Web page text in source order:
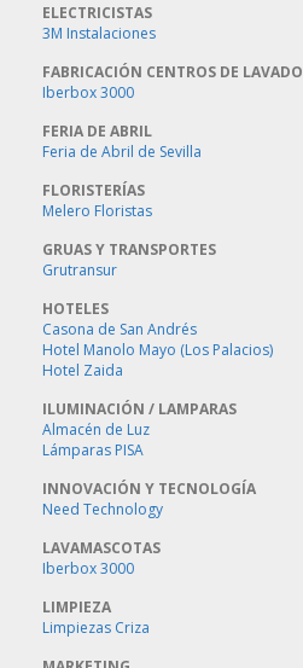
ELECTRICISTAS
3M Instalaciones
FABRICACIÓN CENTROS DE LAVADO
Iberbox 3000
FERIA DE ABRIL
Feria de Abril de Sevilla
FLORISTERÍAS
Melero Floristas
GRUAS Y TRANSPORTES
Grutransur
HOTELES
Casona de San Andrés
Hotel Manolo Mayo (Los Palacios)
Hotel Zaida
ILUMINACIÓN / LAMPARAS
Almacén de Luz
Lámparas PISA
INNOVACIÓN Y TECNOLOGÍA
Need Technology
LAVAMASCOTAS
Iberbox 3000
LIMPIEZA
Limpiezas Criza